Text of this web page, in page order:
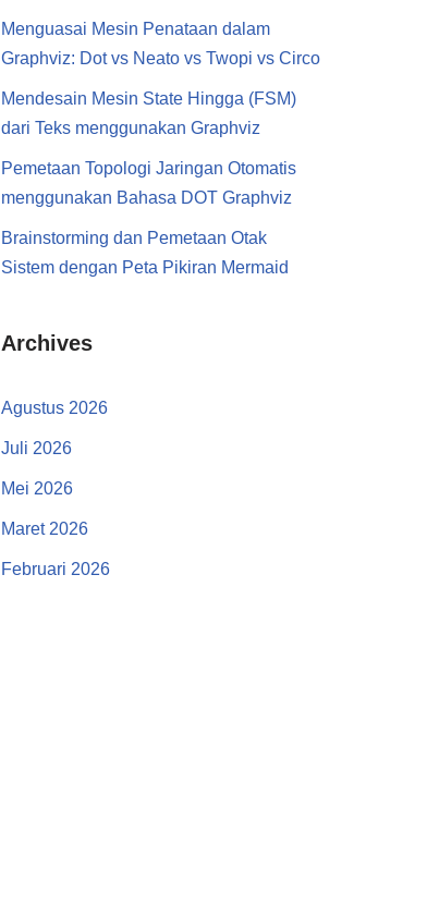
Menguasai Mesin Penataan dalam
Graphviz: Dot vs Neato vs Twopi vs Circo
Mendesain Mesin State Hingga (FSM)
dari Teks menggunakan Graphviz
Pemetaan Topologi Jaringan Otomatis
menggunakan Bahasa DOT Graphviz
Brainstorming dan Pemetaan Otak
Sistem dengan Peta Pikiran Mermaid
Archives
Agustus 2026
Juli 2026
Mei 2026
Maret 2026
Februari 2026